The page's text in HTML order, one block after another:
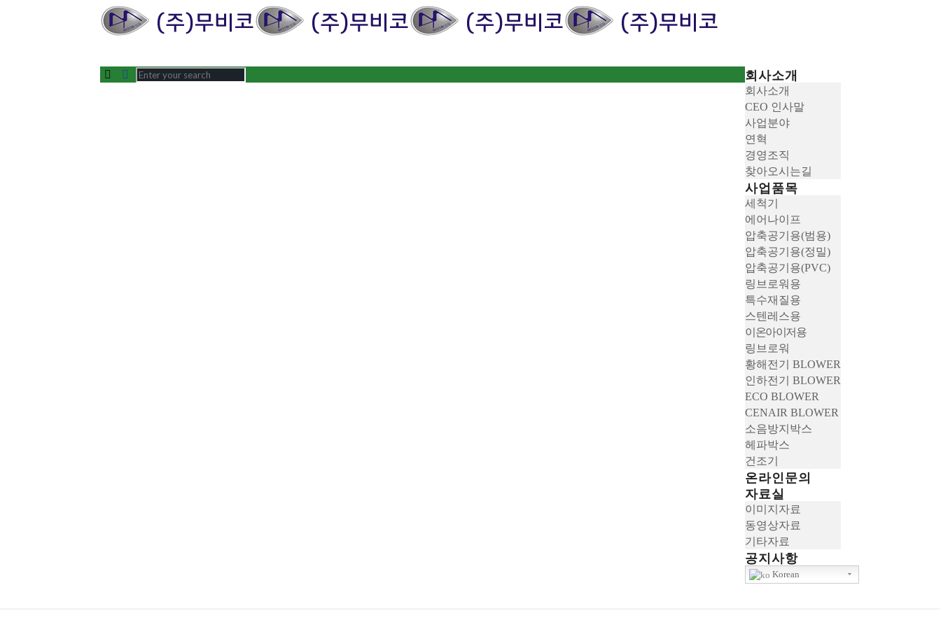
회사소개
회사소개
CEO 인사말
사업분야
연혁
경영조직
찾아오시는길
사업품목
세척기
에어나이프
압축공기용(범용)
압축공기용(정밀)
압축공기용(PVC)
링브로워용
특수재질용
스텐레스용
이온아이저용
링브로워
황해전기 BLOWER
인하전기 BLOWER
ECO BLOWER
CENAIR BLOWER
소음방지박스
헤파박스
건조기
온라인문의
자료실
이미지자료
동영상자료
기타자료
공지사항
Korean